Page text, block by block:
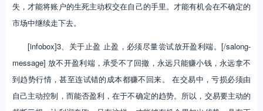
失，才能将账户的生死主动权交在自己的手里。才能有机会在不确定的
市场中继续走下去。
[infobox]3、关于止盈 止盈，必须尽量尝试放开盈利端。[/salong-
message] 放不开盈利端，承受不了回撤，永远只能赚小钱，永远拿不
到趋势行情，甚至连试错的成本都赚不回来。 在交易中，亏损必须由
自己主动控制，而能否盈利，在于不确定的趋势。所以，交易要主动的